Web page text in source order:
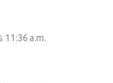
11:36 a.m.